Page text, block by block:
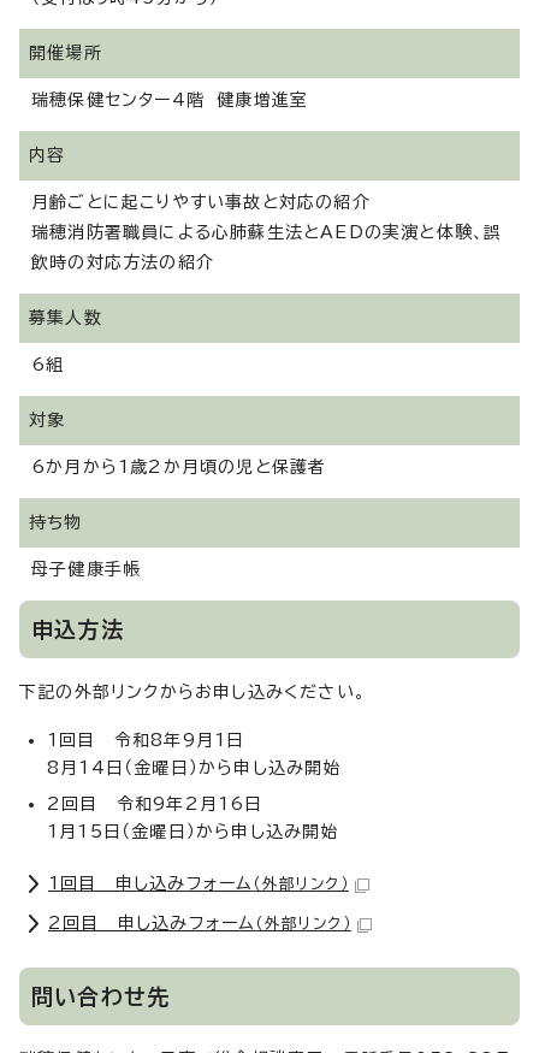
開催場所
瑞穂保健センター4階 健康増進室
内容
月齢ごとに起こりやすい事故と対応の紹介
瑞穂消防署職員による心肺蘇生法とAEDの実演と体験、誤
飲時の対応方法の紹介
募集人数
6組
対象
6か月から1歳2か月頃の児と保護者
持ち物
母子健康手帳
申込方法
下記の外部リンクからお申し込みください。
1回目 令和8年9月1日
8月14日（金曜日）から申し込み開始
2回目 令和9年2月16日
1月15日（金曜日）から申し込み開始
1回目 申し込みフォーム （外部リンク）
2回目 申し込みフォーム （外部リンク）
問い合わせ先